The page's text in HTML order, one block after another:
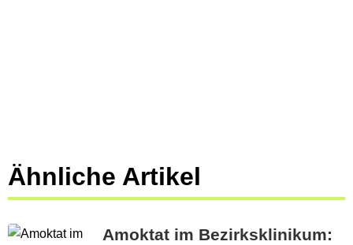
Ähnliche Artikel
Amoktat im Bezirksklinikum: